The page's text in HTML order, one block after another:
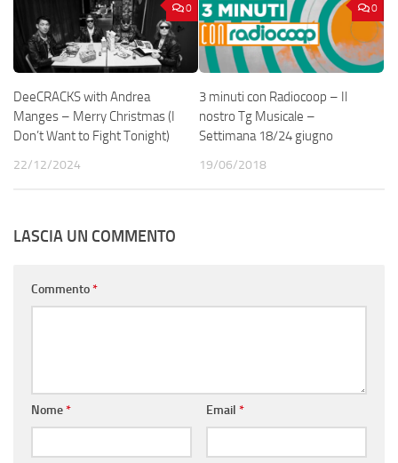
0
DeeCRACKS with Andrea
Manges – Merry Christmas (I
Don’t Want to Fight Tonight)
22/12/2024
0
3 minuti con Radiocoop – Il
nostro Tg Musicale –
Settimana 18/24 giugno
19/06/2018
LASCIA UN COMMENTO
Commento*
Nome* Email *